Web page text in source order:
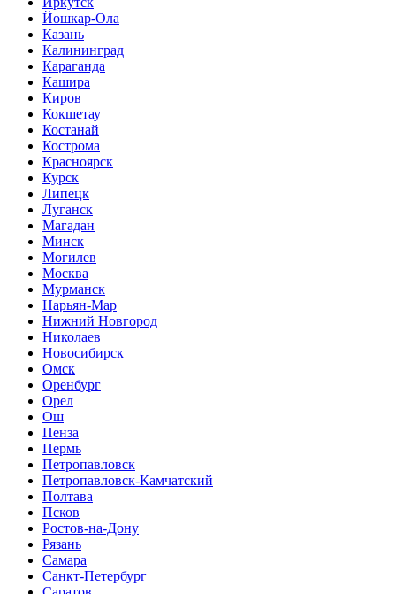
Йошкар-Ола
Казань
Калининград
Караганда
Кашира
Киров
Кокшетау
Костанай
Кострома
Красноярск
Курск
Липецк
Луганск
Магадан
Минск
Могилев
Москва
Мурманск
Нарьян-Мар
Нижний Новгород
Николаев
Новосибирск
Омск
Оренбург
Орел
Ош
Пенза
Пермь
Петропавловск
Петропавловск-Камчатский
Полтава
Псков
Ростов-на-Дону
Рязань
Самара
Санкт-Петербург